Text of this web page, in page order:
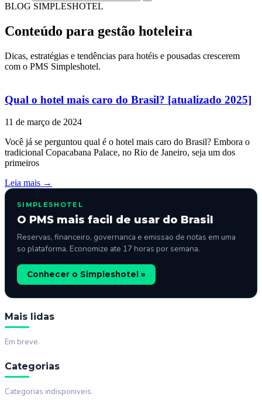
BLOG SIMPLESHOTEL
Conteúdo para gestão hoteleira
Dicas, estratégias e tendências para hotéis e pousadas crescerem
com o PMS Simpleshotel.
Qual o hotel mais caro do Brasil? [atualizado 2025]
11 de março de 2024
Você já se perguntou qual é o hotel mais caro do Brasil? Embora o
tradicional Copacabana Palace, no Rio de Janeiro, seja um dos
primeiros
Leia mais →
SIMPLESHOTEL
O PMS mais facil de usar do Brasil
Reservas, financeiro, governanca e emissao de notas em uma
so plataforma. Economize ate 17 horas por semana.
Conhecer o Simpleshotel »
Mais lidas
Em breve.
Categorias
Categorias indisponiveis.